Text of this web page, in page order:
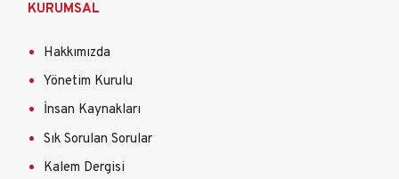
KURUMSAL
Hakkımızda
Yönetim Kurulu
İnsan Kaynakları
Sık Sorulan Sorular
Kalem Dergisi